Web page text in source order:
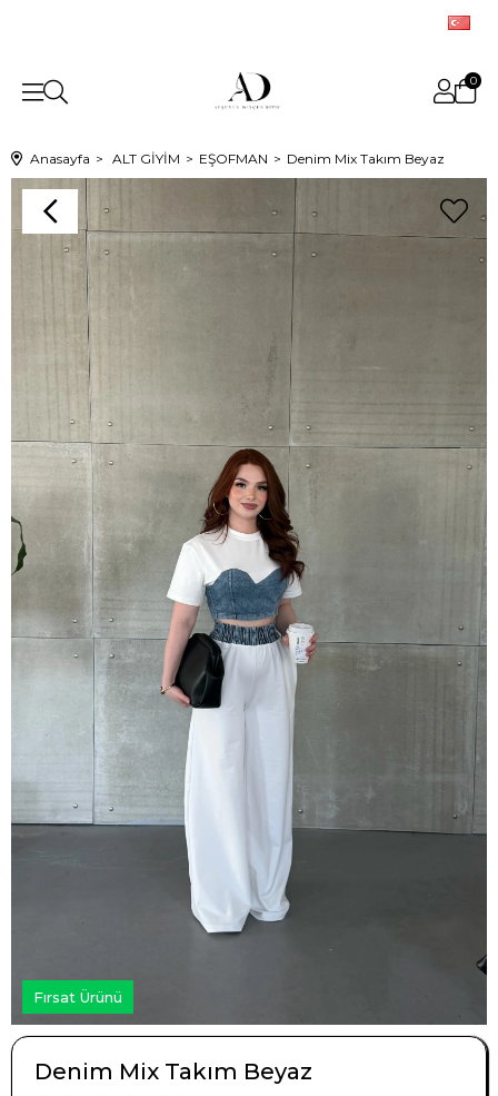
0
Anasayfa ALT GİYİM EŞOFMAN Denim Mix Takım Beyaz
Fırsat Ürünü
Denim Mix Takım Beyaz